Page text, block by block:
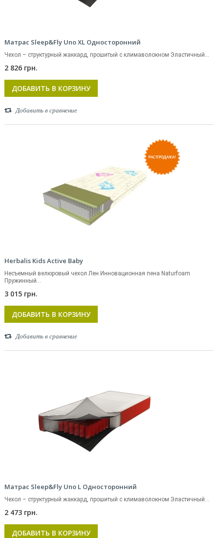
Матрас Sleep&Fly Uno XL Односторонний
Чехол – структурный жаккард, прошитый с климаволокном Эластичный...
2 826 грн.
ДОБАВИТЬ В КОРЗИНУ
Добавить в сравнение
РАСПРОДАЖА!
Herbalis Kids Active Baby
Несъемный велюровый чехол Лен Инновационная пена Naturfoam
Пружинный...
3 015 грн.
ДОБАВИТЬ В КОРЗИНУ
Добавить в сравнение
Матрас Sleep&Fly Uno L Односторонний
Чехол – структурный жаккард, прошитый с климаволокном Эластичный...
2 473 грн.
ДОБАВИТЬ В КОРЗИНУ